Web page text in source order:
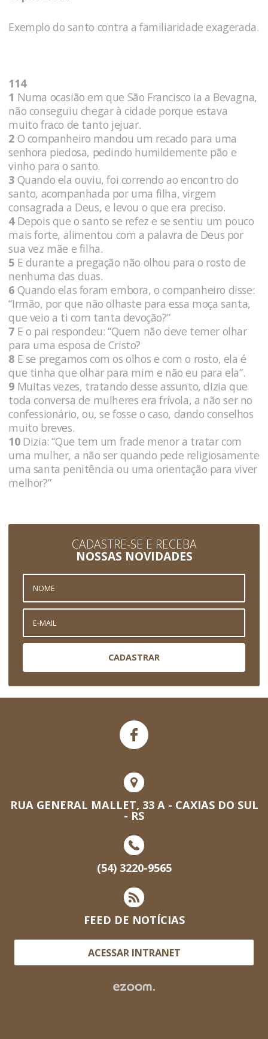
Exemplo do santo contra a familiaridade exagerada.
114
1 Numa ocasião em que São Francisco ia a Bevagna,
não conseguiu chegar à cidade porque estava
muito fraco de tanto jejuar.
2 O companheiro mandou um recado para uma
senhora piedosa, pedindo humildemente pão e
vinho para o santo.
3 Quando ela ouviu, foi correndo ao encontro do
santo, acompanhada por uma filha, virgem
consagrada a Deus, e levou o que era preciso.
4Depois que o santo se refez e se sentiu um pouco
mais forte, alimentou com a palavra de Deus por
sua vez mãe e filha.
5 E durante a pregação não olhou para o rosto de
nenhuma das duas.
6 Quando elas foram embora, o companheiro disse:
“Irmão, por que não olhaste para essa moça santa,
que veio a ti com tanta devoção?”
7 E o pai respondeu: “Quem não deve temer olhar
para uma esposa de Cristo?
8 E se pregamos com os olhos e com o rosto, ela é
que tinha que olhar para mim e não eu para ela”.
9 Muitas vezes, tratando desse assunto, dizia que
toda conversa de mulheres era frívola, a não ser no
confessionário, ou, se fosse o caso, dando conselhos
muito breves.
10Dizia: “Que tem um frade menor a tratar com
uma mulher, a não ser quando pede religiosamente
uma santa penitência ou uma orientação para viver
melhor?”
CADASTRE-SE E RECEBA
NOSSAS NOVIDADES
CADASTRAR
RUA GENERAL MALLET, 33 A - CAXIAS DO SUL
- RS
(54) 3220-9565
FEED DE NOTÍCIAS
ACESSAR INTRANET